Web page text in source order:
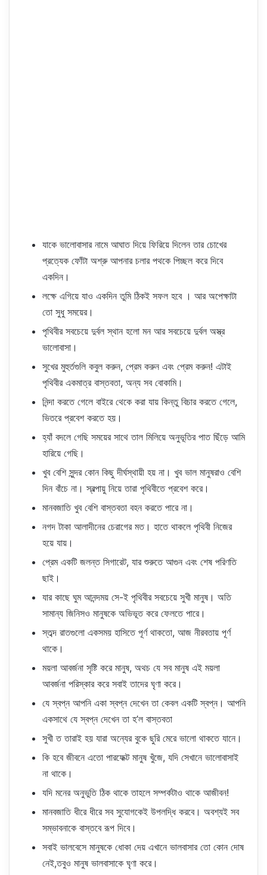
যাকে ভালোবাসার নামে আঘাত দিয়ে ফিরিয়ে দিলেন তার চোখের
প্রত্যেক ফোঁটা অশ্রু আপনার চলার পথকে পিচ্ছল করে দিবে
একদিন।
লক্ষে এগিয়ে যাও একদিন তুমি ঠিকই সফল হবে । আর অপেক্ষাটা
তো সুধু সময়ের।
পৃথিবীর সবচেয়ে দুর্বল স্থান হলো মন আর সবচেয়ে দুর্বল অস্ত্র
ভালোবাসা।
সুখের মুহুর্তগুলি কবুল করুন, প্রেম করুন এবং প্রেম করুন! এটাই
পৃথিবীর একমাত্র বাস্তবতা, অন্য সব বোকামি।
নিন্দা করতে গেলে বাইরে থেকে করা যায় কিন্তু বিচার করতে গেলে,
ভিতরে প্রবেশ করতে হয়।
হ্যাঁ বদলে গেছি সময়ের সাথে তাল মিলিয়ে অনুভূতির পাত ছিঁড়ে আমি
হারিয়ে গেছি।
খুব বেশি সুন্দর কোন কিছু দীর্ঘস্থায়ী হয় না। খুব ভাল মানুষরাও বেশি
দিন বাঁচে না। স্বল্পায়ু নিয়ে তারা পৃথিবীতে প্রবেশ করে।
মানবজাতি খুব বেশি বাস্তবতা বহন করতে পারে না।
নগদ টাকা আলাদীনের চেরাগের মত। হাতে থাকলে পৃথিবী নিজের
হয়ে যায়।
প্রেম একটি জলন্ত সিগারেট, যার শুরুতে আগুন এবং শেষ পরিণতি
ছাই।
যার কাছে ঘুম আনন্দময় সে-ই পৃথিবীর সবচেয়ে সুখী মানুষ। অতি
সামান্য জিনিসও মানুষকে অভিভূত করে ফেলতে পারে।
স্তব্দ রাতগুলো একসময় হাসিতে পূর্ণ থাকতো, আজ নীরবতায় পূর্ণ
থাকে।
ময়লা আবর্জনা সৃষ্টি করে মানুষ, অথচ যে সব মানুষ এই ময়লা
আবর্জনা পরিস্কার করে সবাই তাদের ঘৃণা করে।
যে স্বপ্ন আপনি একা স্বপ্ন দেখেন তা কেবল একটি স্বপ্ন। আপনি
একসাথে যে স্বপ্ন দেখেন তা হ’ল বাস্তবতা
সুখী ত তারাই হয় যারা অন্যের বুকে ছুরি মেরে ভালো থাকতে যানে।
কি হবে জীবনে এতো পারফেক্ট মানুষ খুঁজে, যদি সেখানে ভালোবাসাই
না থাকে।
যদি মনের অনুভুতি ঠিক থাকে তাহলে সম্পর্কটাও থাকে আজীবন!
মানবজাতি ধীরে ধীরে সব সুযোগকেই উপলদ্ধি করবে। অবশ্যই সব
সম্ভাবনাকে বাস্তবে রূপ দিবে।
সবাই ভালবেসে মানুষকে ধোকা দেয় এখানে ভালবাসার তো কোন দোষ
নেই,তবুও মানুষ ভালবাসাকে ঘৃণা করে।